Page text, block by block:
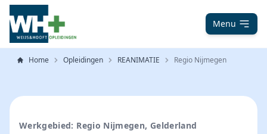
Menu
Home Opleidingen REANIMATIE Regio Nijmegen
Werkgebied: Regio Nijmegen, Gelderland